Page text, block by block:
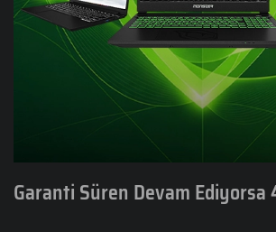
Garanti Süren Devam Ediyorsa